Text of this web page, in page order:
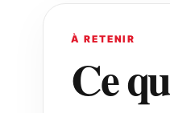
À RETENIR
Ce